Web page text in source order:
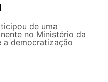
de uma
no Ministério da
a democratização